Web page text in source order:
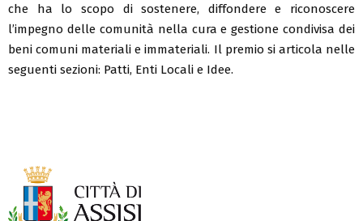
che ha lo scopo di sostenere, diffondere e riconoscere
l’impegno delle comunità nella cura e gestione condivisa dei
beni comuni materiali e immateriali. Il premio si articola nelle
seguenti sezioni: Patti, Enti Locali e Idee.